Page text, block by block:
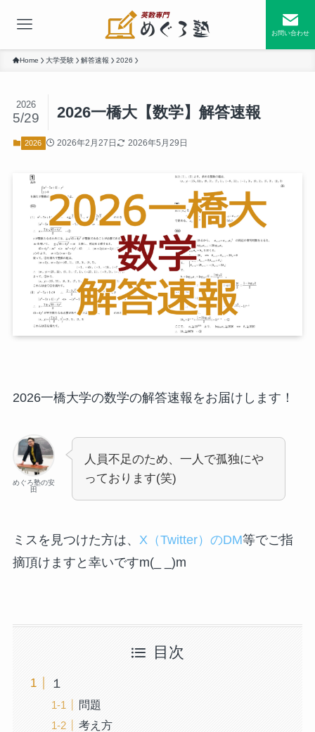
お問い合わせ
Home 大学受験 解答速報 2026
2026一橋大【数学】解答速報
2026
5/29
2026 2026年2月27日 2026年5月29日
2026一橋大学の数学の解答速報をお届けします！
めぐろ塾の安
田
人員不足のため、一人で孤独にや
っております(笑)
ミスを見つけた方は、 X（Twitter）のDM等でご指
摘頂けますと幸いですm(_ _)m
目次
１
問題
考え方